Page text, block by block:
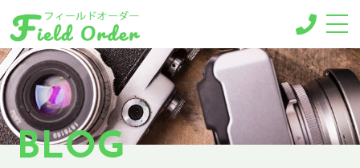
-MENU-
撮影メニュー
-BUSINESS MENU-
法人様向けメニュー
BLOG